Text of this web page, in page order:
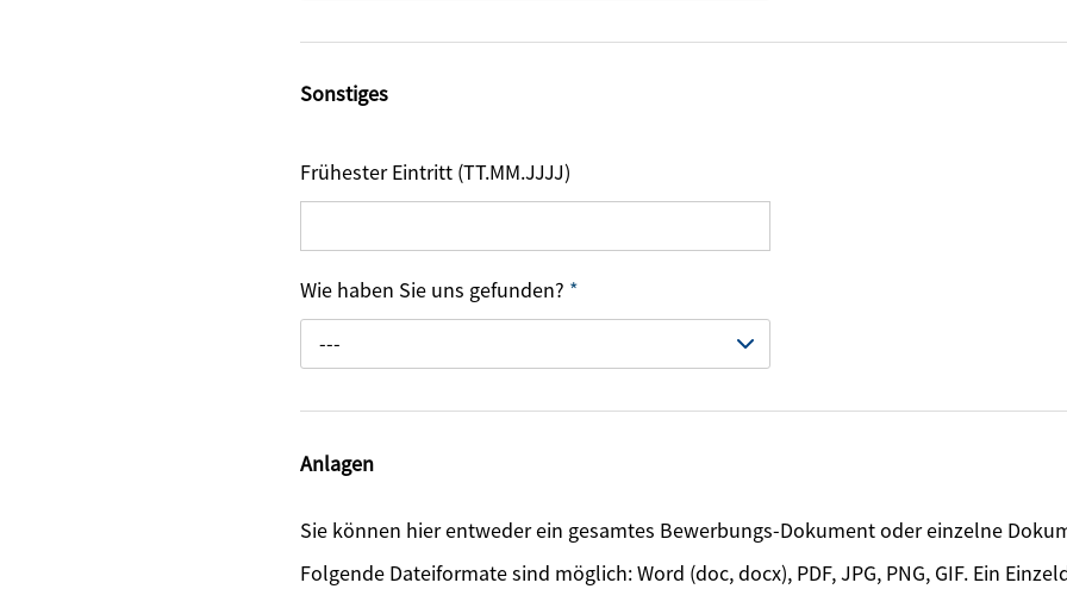
Sonstiges
Frühester Eintritt (TT.MM.JJJJ)
Wie haben Sie uns gefunden? *
---
Anlagen
Sie können hier entweder ein gesamtes Bewerbungs-Dokument oder einzelne
Folgende Dateiformate sind möglich: Word (doc, docx), PDF, JPG, PNG, GIF. Ein